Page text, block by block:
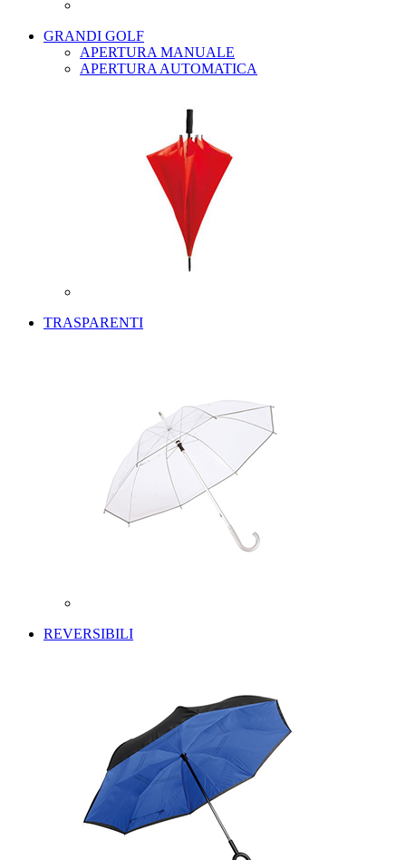
GRANDI GOLF
APERTURA MANUALE
APERTURA AUTOMATICA
TRASPARENTI
REVERSIBILI